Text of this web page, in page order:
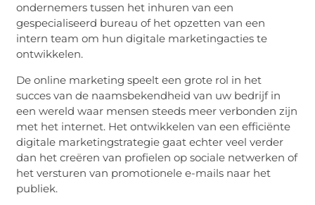
ondernemers tussen het inhuren van een
gespecialiseerd bureau of het opzetten van een
intern team om hun digitale marketingacties te
ontwikkelen.
De online marketing speelt een grote rol in het
succes van de naamsbekendheid van uw bedrijf in
een wereld waar mensen steeds meer verbonden zijn
met het internet. Het ontwikkelen van een efficiënte
digitale marketingstrategie gaat echter veel verder
dan het creëren van profielen op sociale netwerken of
het versturen van promotionele e-mails naar het
publiek.